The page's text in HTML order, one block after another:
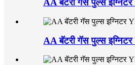
AA बॅटरी गॅस पुल्स
AA बॅटरी गॅस पुल्स